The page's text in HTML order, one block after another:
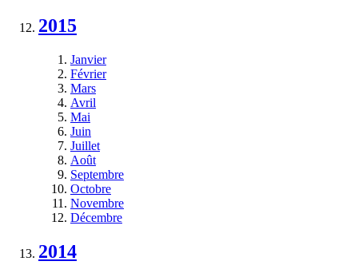
2015
Janvier
Février
Mars
Avril
Mai
Juin
Juillet
Août
Septembre
Octobre
Novembre
Décembre
2014